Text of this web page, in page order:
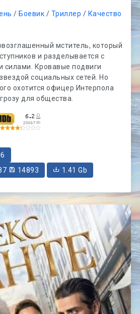
/ Боевик / Триллер / Качество
мститель, который
и разделывается с
силами. Кровавые подвиги
социальных сетей. Но
охотится офицер Интерпола
для общества.
14893
1.41 Gb